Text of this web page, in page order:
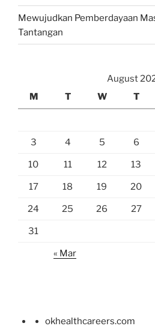
Mewujudkan Pemberdayaan
Tantangan
August
M
T W T
3 4 5 6
10 11 12 13
17 18 19 20
24 25 26 27
31
« Mar
okhealthcareers.com